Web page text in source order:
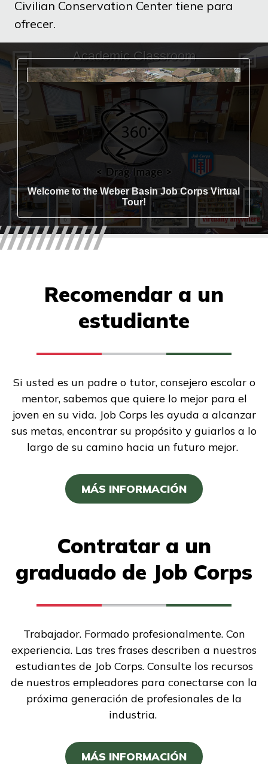
Civilian Conservation Center tiene para
ofrecer.
Recomendar a un
estudiante
Si usted es un padre o tutor, consejero escolar o
mentor, sabemos que quiere lo mejor para el
joven en su vida. Job Corps les ayuda a alcanzar
sus metas, encontrar su propósito y guiarlos a lo
largo de su camino hacia un futuro mejor.
MÁS INFORMACIÓN
Contratar a un
graduado de Job Corps
Trabajador. Formado profesionalmente. Con
experiencia. Las tres frases describen a nuestros
estudiantes de Job Corps. Consulte los recursos
de nuestros empleadores para conectarse con la
próxima generación de profesionales de la
industria.
MÁS INFORMACIÓN